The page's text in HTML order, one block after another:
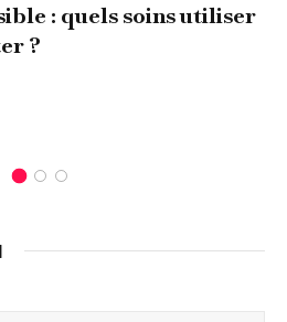
: quels soins utiliser
?